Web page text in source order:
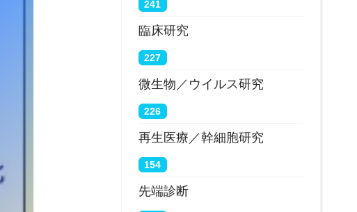
241
臨床研究
227
微生物／ウイルス研究
226
再生医療／幹細胞研究
154
先端診断